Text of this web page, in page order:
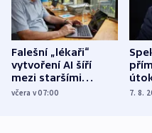
Falešní „lékaři“
vytvoření AI šíří
mezi staršími
Poláky nebezpečné
včera v 07:00 7. 8.